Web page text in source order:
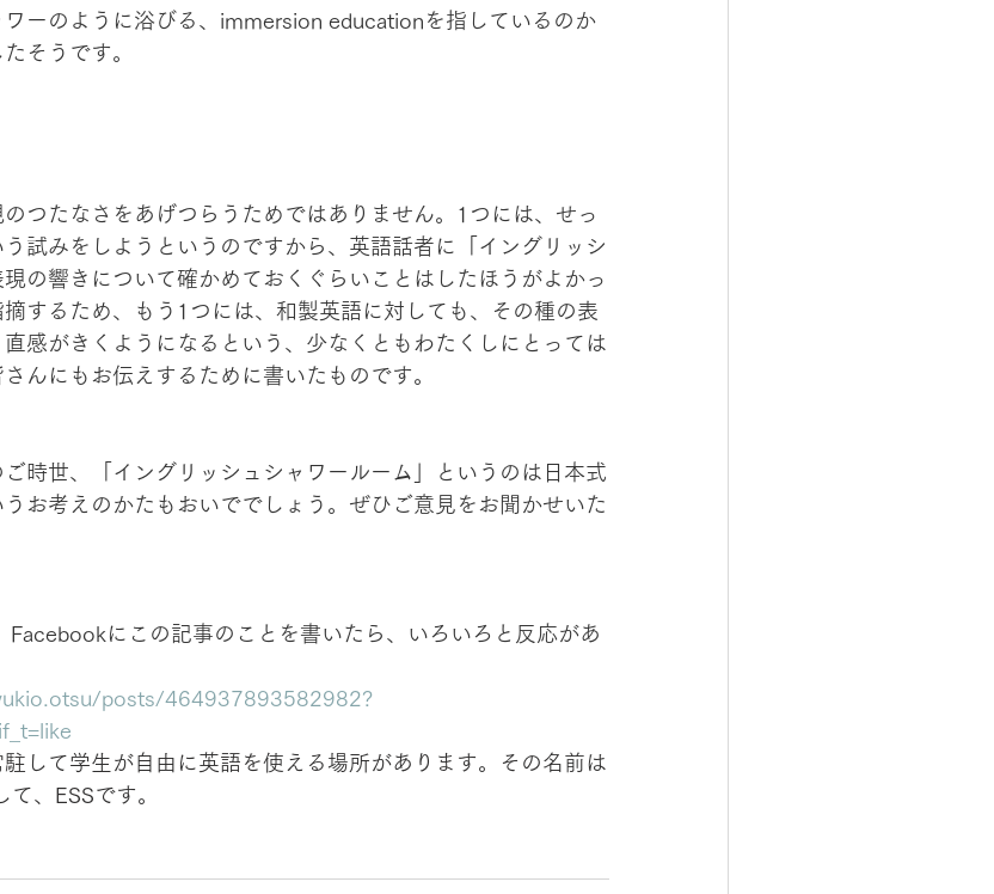
ーのように浴びる、immersion educationを指しているのか
そうです。
つたなさをあげつらうためではありません。1つには、せっ
試みをしようというのですから、英語話者に「イングリッシ
の響きについて確かめておくぐらいことはしたほうがよかっ
するため、もう1つには、和製英語に対しても、その種の表
感がきくようになるという、少なくともわたくしにとっては
んにもお伝えするために書いたものです。
時世、「イングリッシュシャワールーム」というのは日本式
お考えのかたもおいででしょう。ぜひご意見をお聞かせいた
Facebookにこの記事のことを書いたら、いろいろと反応があ
posts/464937893582982?
して学生が自由に英語を使える場所があります。その名前は
、ESSです。